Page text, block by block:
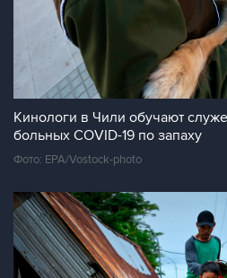
Кинологи в Чили обучают
больных COVID-19 по запаху
Фото: EPA/Vostock-photo